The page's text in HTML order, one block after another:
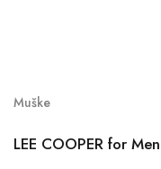
Muške
LEE COOPER for Men